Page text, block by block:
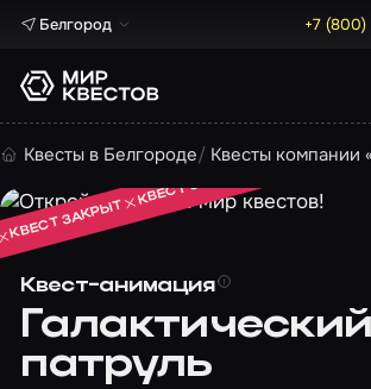
Белгород +7
Квесты в Белгороде Квесты компании
Квест-анимация
Галактический
патруль
КВЕСТ ЗАКРЫТ
КВЕСТ ЗАКРЫТ
КВЕСТ